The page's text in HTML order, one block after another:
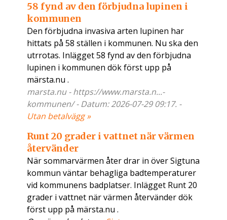
58 fynd av den förbjudna lupinen i
kommunen
Den förbjudna invasiva arten lupinen har
hittats på 58 ställen i kommunen. Nu ska den
utrrotas. Inlägget 58 fynd av den förbjudna
lupinen i kommunen dök först upp på
märsta.nu .
marsta.nu - https://www.marsta.n...-
kommunen/ - Datum: 2026-07-29 09:17. -
Utan betalvägg »
Runt 20 grader i vattnet när värmen
återvänder
När sommarvärmen åter drar in över Sigtuna
kommun väntar behagliga badtemperaturer
vid kommunens badplatser. Inlägget Runt 20
grader i vattnet när värmen återvänder dök
först upp på märsta.nu .